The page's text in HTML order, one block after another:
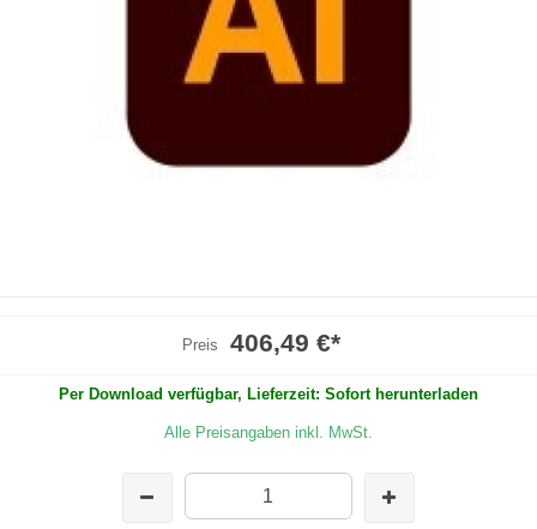
Preis 406,49 €*
Per Download verfügbar, Lieferzeit: Sofort herunterladen
Alle Preisangaben inkl. MwSt.